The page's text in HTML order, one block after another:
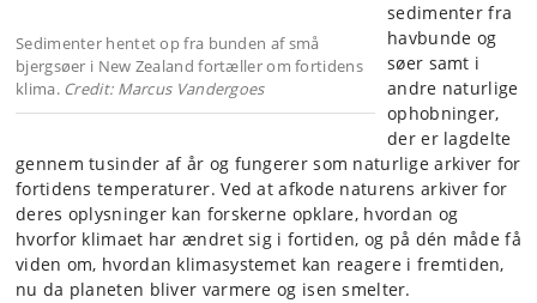
Sedimenter hentet op fra bunden af små
bjergsøer i New Zealand fortæller om fortidens
klima. Credit: Marcus Vandergoes
sedimenter fra
havbunde og
søer samt i
andre naturlige
ophobninger,
der er lagdelte
gennem tusinder af år og fungerer som naturlige arkiver for
fortidens temperaturer. Ved at afkode naturens arkiver for
deres oplysninger kan forskerne opklare, hvordan og
hvorfor klimaet har ændret sig i fortiden, og på dén måde få
viden om, hvordan klimasystemet kan reagere i fremtiden,
nu da planeten bliver varmere og isen smelter.